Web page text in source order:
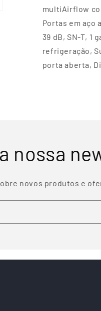
multiAirflow
Portas em aço
39 dB, SN-T, 1
refrigeração,
porta aberta,
nossa
novos produtos e